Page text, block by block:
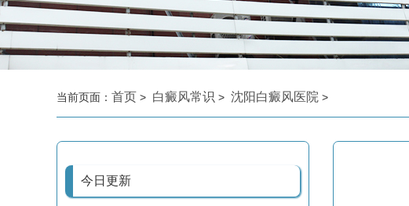
当前页面： 首页 > 白癜风常识 > 沈阳白癜风医院 >
今日更新